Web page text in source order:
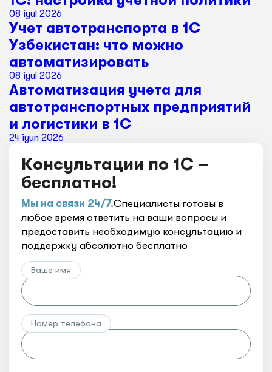
08 iyul 2026
Учет автотранспорта в 1С
Узбекистан: что можно
автоматизировать
08 iyul 2026
Автоматизация учета для
автотранспортных предприятий
и логистики в 1С
24 iyun 2026
Консультации по 1С –
бесплатно!
Мы на связи 24/7.Специалисты готовы в
любое время ответить на ваши вопросы и
предоставить необходимую консультацию и
поддержку абсолютно бесплатно
Ваше имя
Номер телефона